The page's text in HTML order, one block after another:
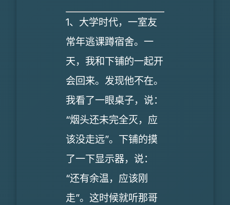
1、大学时代，一室友
常年逃课蹲宿舍。一
天，我和下铺的一起开
会回来。发现他不在。
我看了一眼桌子，说：
“烟头还未完全灭，应
该没走远”。下铺的摸
了一下显示器，说：
“还有余温，应该刚
走”。这时候就听那哥